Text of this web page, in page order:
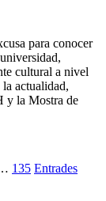
para conocer
cultural a nivel
actualidad,
y la Mostra de
135 Entrades